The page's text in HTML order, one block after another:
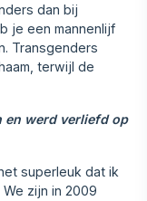
dan bij
je een mannenlijf
Transgenders
terwijl de
en werd verliefd op
superleuk dat ik
zijn in 2009